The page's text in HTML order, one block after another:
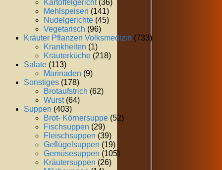
Kartoffelgericht(36)
Mehlspeisen (141)
Nudelgerichte (45)
Vegetarisch (96)
Kräuter Pflanzen Volksmedizin (733)
Krankheiten (1)
Kräuterküche (218)
Salate (113)
Marinaden (9)
Sonstiges (178)
Brotaufstrich (62)
Wurst(64)
Suppen (403)
Brot- Körnersuppe (52)
Fischsuppen (29)
Fleischsuppen (39)
Geflügelsuppen (19)
Gemüsesuppen (105)
Kräutersuppen (26)